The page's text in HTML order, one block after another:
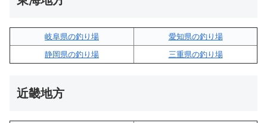
岐阜県の釣り場
愛知県の釣り場
静岡県の釣り場
三重県の釣り場
近畿地方